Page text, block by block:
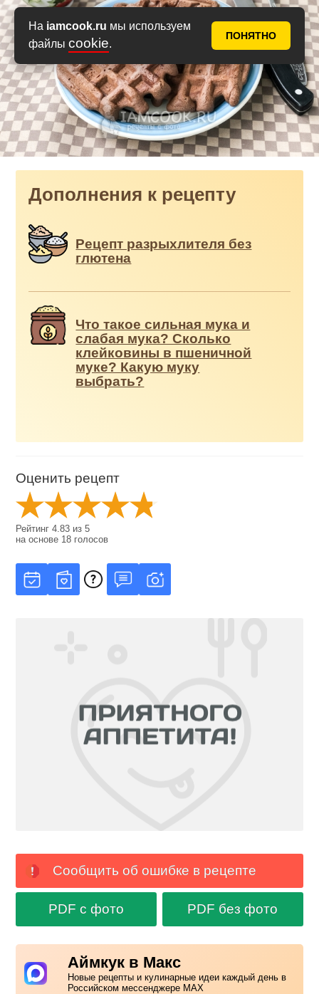
На iamcook.ru мы используем
файлы cookie.
ПОНЯТНО
Дополнения к рецепту
Рецепт разрыхлителя без
глютена
Что такое сильная мука и
слабая мука? Сколько
клейковины в пшеничной
муке? Какую муку
выбрать?
Оценить рецепт
Рейтинг4.83 из5
на основе 18 голосов
Сообщить об ошибке в рецепте
PDF с фото PDF без фото
Аймкук в Макс
Новые рецепты и кулинарные идеи каждый день в
Российском мессенджере MAX